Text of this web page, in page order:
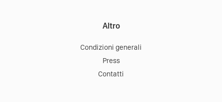
Altro
Condizioni generali
Press
Contatti